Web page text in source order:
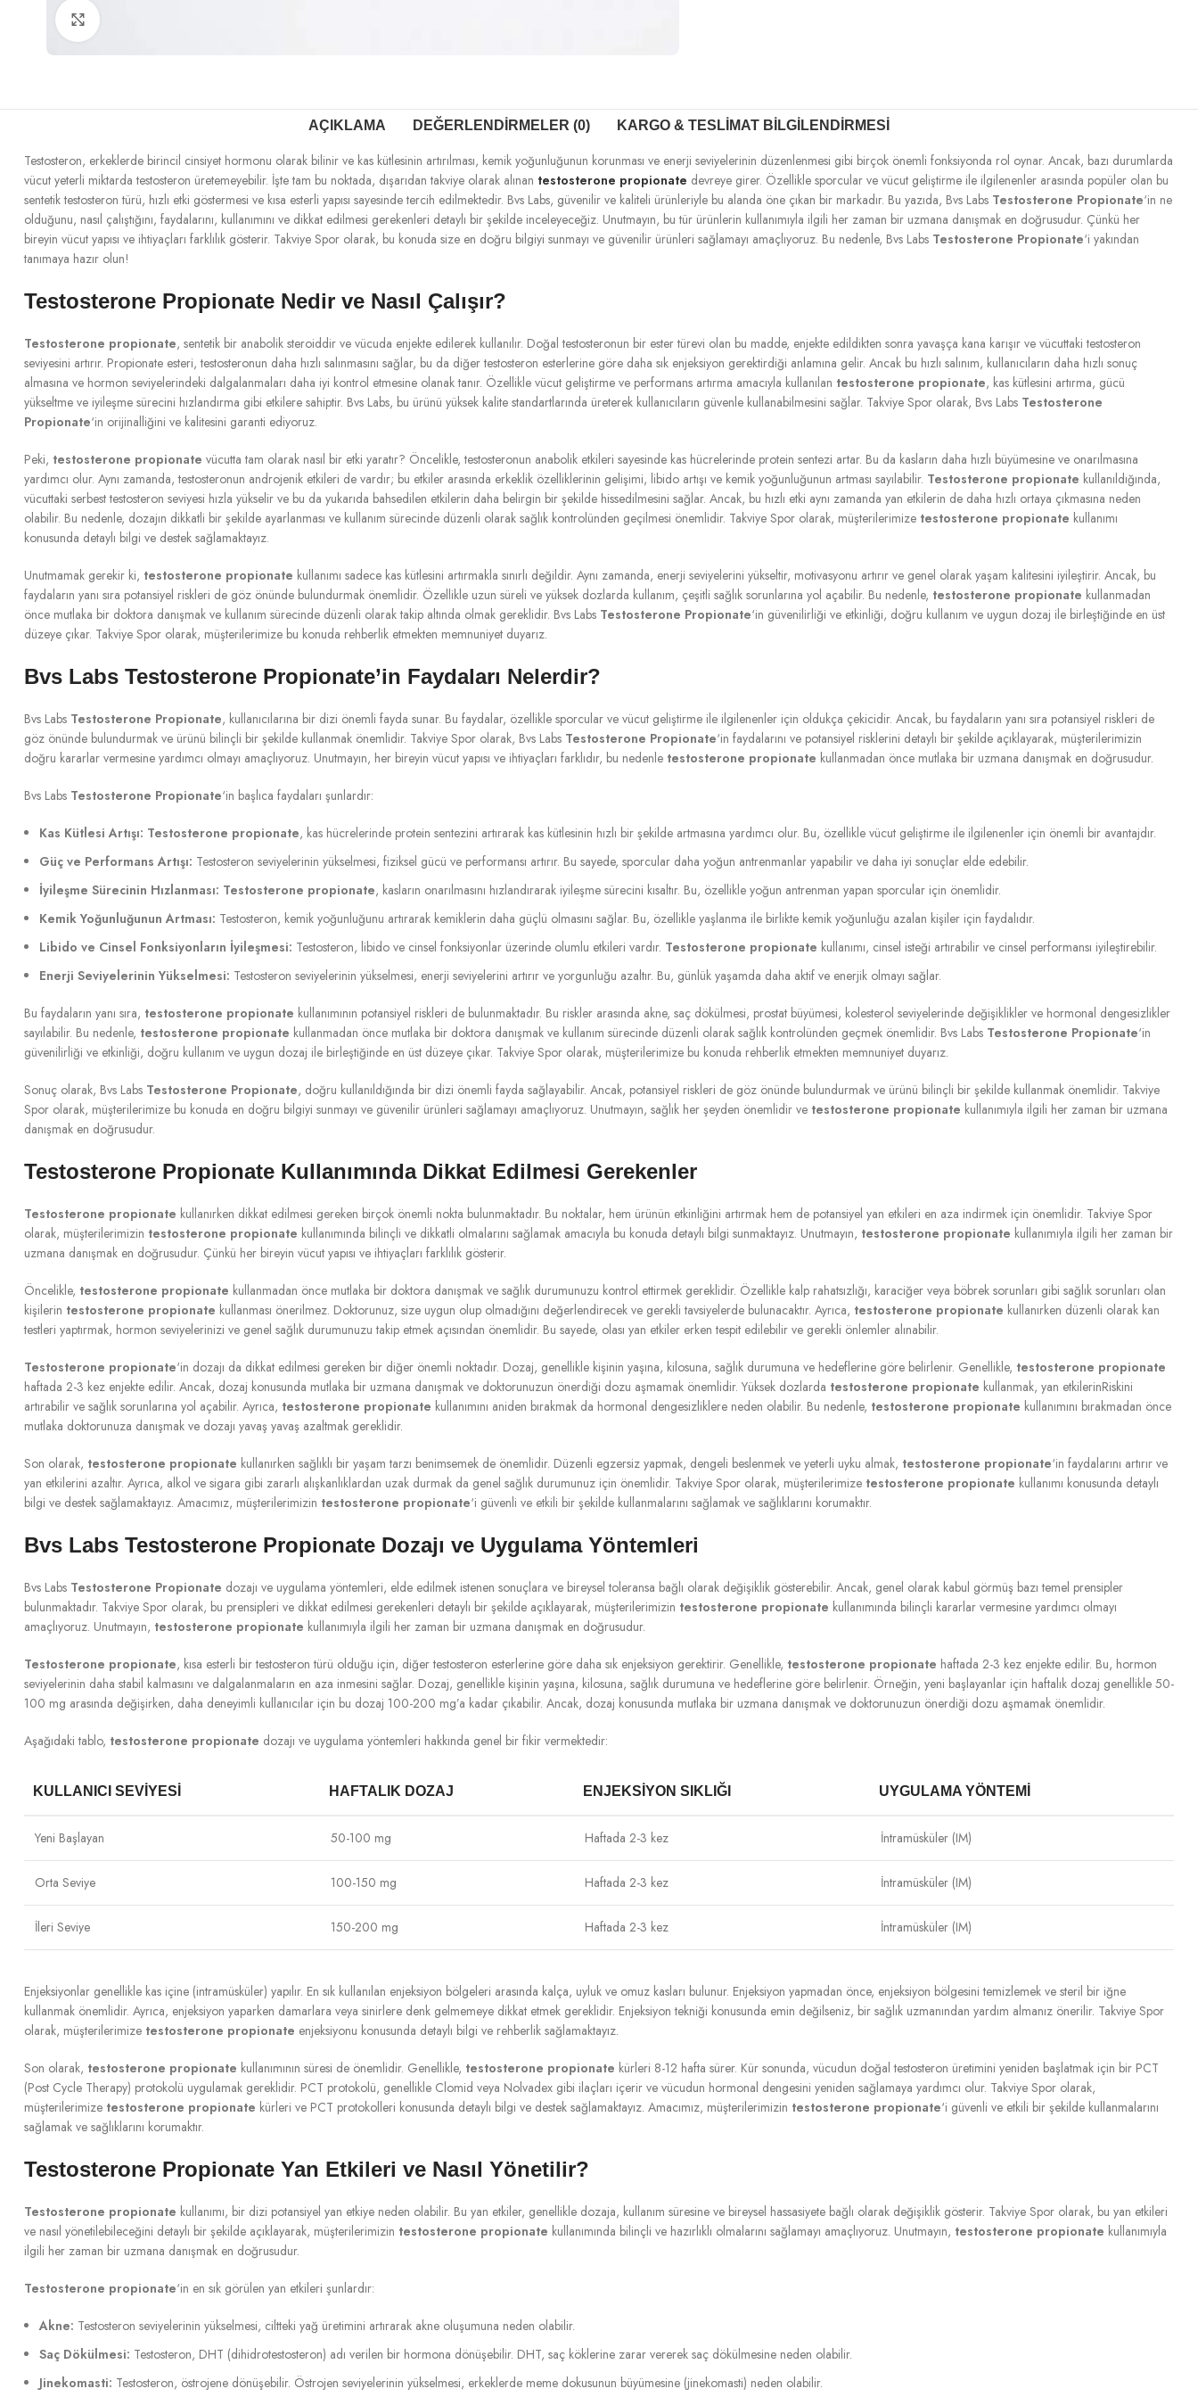
AÇIKLAMA DEĞERLENDIRMELER (0) KARGO & TESLIMAT BILGILENDIRMESI
Testosteron, erkeklerde birincil cinsiyet hormonu olarak bilinir ve kas kütlesinin artırılması, kemik yoğunluğunun korunması ve enerji seviyelerinin düzenlenmesi gibi birçok önemli fonksiyonda rol oynar. Ancak, bazı durumlarda
vücut yeterli miktarda testosteron üretemeyebilir. İşte tam bu noktada, dışarıdan takviye olarak alınan testosterone propionate devreye girer. Özellikle sporcular ve vücut geliştirme ile ilgilenenler arasında popüler olan bu
sentetik testosteron türü, hızlı etki göstermesi ve kısa esterli yapısı sayesinde tercih edilmektedir. Bvs Labs, güvenilir ve kaliteli ürünleriyle bu alanda öne çıkan bir markadır. Bu yazıda, Bvs Labs Testosterone Propionate‘in ne
olduğunu, nasıl çalıştığını, faydalarını, kullanımını ve dikkat edilmesi gerekenleri detaylı bir şekilde inceleyeceğiz. Unutmayın, bu tür ürünlerin kullanımıyla ilgili her zaman bir uzmana danışmak en doğrusudur. Çünkü her
bireyin vücut yapısı ve ihtiyaçları farklılık gösterir. Takviye Spor olarak, bu konuda size en doğru bilgiyi sunmayı ve güvenilir ürünleri sağlamayı amaçlıyoruz. Bu nedenle, Bvs Labs Testosterone Propionate‘i yakından
tanımaya hazır olun!
Testosterone Propionate Nedir ve Nasıl Çalışır?
Testosterone propionate, sentetik bir anabolik steroiddir ve vücuda enjekte edilerek kullanılır. Doğal testosteronun bir ester türevi olan bu madde, enjekte edildikten sonra yavaşça kana karışır ve vücuttaki testosteron
seviyesini artırır. Propionate esteri, testosteronun daha hızlı salınmasını sağlar, bu da diğer testosteron esterlerine göre daha sık enjeksiyon gerektirdiği anlamına gelir. Ancak bu hızlı salınım, kullanıcıların daha hızlı sonuç
almasına ve hormon seviyelerindeki dalgalanmaları daha iyi kontrol etmesine olanak tanır. Özellikle vücut geliştirme ve performans artırma amacıyla kullanılan testosterone propionate, kas kütlesini artırma, gücü
yükseltme ve iyileşme sürecini hızlandırma gibi etkilere sahiptir. Bvs Labs, bu ürünü yüksek kalite standartlarında üreterek kullanıcıların güvenle kullanabilmesini sağlar. Takviye Spor olarak, Bvs Labs Testosterone
Propionate‘in orijinalliğini ve kalitesini garanti ediyoruz.
Peki, testosterone propionate vücutta tam olarak nasıl bir etki yaratır? Öncelikle, testosteronun anabolik etkileri sayesinde kas hücrelerinde protein sentezi artar. Bu da kasların daha hızlı büyümesine ve onarılmasına
yardımcı olur. Aynı zamanda, testosteronun androjenik etkileri de vardır; bu etkiler arasında erkeklik özelliklerinin gelişimi, libido artışı ve kemik yoğunluğunun artması sayılabilir. Testosterone propionate kullanıldığında,
vücuttaki serbest testosteron seviyesi hızla yükselir ve bu da yukarıda bahsedilen etkilerin daha belirgin bir şekilde hissedilmesini sağlar. Ancak, bu hızlı etki aynı zamanda yan etkilerin de daha hızlı ortaya çıkmasına neden
olabilir. Bu nedenle, dozajın dikkatli bir şekilde ayarlanması ve kullanım sürecinde düzenli olarak sağlık kontrolünden geçilmesi önemlidir. Takviye Spor olarak, müşterilerimize testosterone propionate kullanımı
konusunda detaylı bilgi ve destek sağlamaktayız.
Unutmamak gerekir ki, testosterone propionate kullanımı sadece kas kütlesini artırmakla sınırlı değildir. Aynı zamanda, enerji seviyelerini yükseltir, motivasyonu artırır ve genel olarak yaşam kalitesini iyileştirir. Ancak, bu
faydaların yanı sıra potansiyel riskleri de göz önünde bulundurmak önemlidir. Özellikle uzun süreli ve yüksek dozlarda kullanım, çeşitli sağlık sorunlarına yol açabilir. Bu nedenle, testosterone propionate kullanmadan
önce mutlaka bir doktora danışmak ve kullanım sürecinde düzenli olarak takip altında olmak gereklidir. Bvs Labs Testosterone Propionate‘in güvenilirliği ve etkinliği, doğru kullanım ve uygun dozaj ile birleştiğinde en üst
düzeye çıkar. Takviye Spor olarak, müşterilerimize bu konuda rehberlik etmekten memnuniyet duyarız.
Bvs Labs Testosterone Propionate’in Faydaları Nelerdir?
Bvs Labs Testosterone Propionate, kullanıcılarına bir dizi önemli fayda sunar. Bu faydalar, özellikle sporcular ve vücut geliştirme ile ilgilenenler için oldukça çekicidir. Ancak, bu faydaların yanı sıra potansiyel riskleri de
göz önünde bulundurmak ve ürünü bilinçli bir şekilde kullanmak önemlidir. Takviye Spor olarak, Bvs Labs Testosterone Propionate‘in faydalarını ve potansiyel risklerini detaylı bir şekilde açıklayarak, müşterilerimizin
doğru kararlar vermesine yardımcı olmayı amaçlıyoruz. Unutmayın, her bireyin vücut yapısı ve ihtiyaçları farklıdır, bu nedenle testosterone propionate kullanmadan önce mutlaka bir uzmana danışmak en doğrusudur.
Bvs Labs Testosterone Propionate‘in başlıca faydaları şunlardır:
Kas Kütlesi Artışı: Testosterone propionate, kas hücrelerinde protein sentezini artırarak kas kütlesinin hızlı bir şekilde artmasına yardımcı olur. Bu, özellikle vücut geliştirme ile ilgilenenler için önemli bir avantajdır.
Güç ve Performans Artışı: Testosteron seviyelerinin yükselmesi, fiziksel gücü ve performansı artırır. Bu sayede, sporcular daha yoğun antrenmanlar yapabilir ve daha iyi sonuçlar elde edebilir.
İyileşme Sürecinin Hızlanması: Testosterone propionate, kasların onarılmasını hızlandırarak iyileşme sürecini kısaltır. Bu, özellikle yoğun antrenman yapan sporcular için önemlidir.
Kemik Yoğunluğunun Artması: Testosteron, kemik yoğunluğunu artırarak kemiklerin daha güçlü olmasını sağlar. Bu, özellikle yaşlanma ile birlikte kemik yoğunluğu azalan kişiler için faydalıdır.
Libido ve Cinsel Fonksiyonların İyileşmesi: Testosteron, libido ve cinsel fonksiyonlar üzerinde olumlu etkileri vardır. Testosterone propionate kullanımı, cinsel isteği artırabilir ve cinsel performansı iyileştirebilir.
Enerji Seviyelerinin Yükselmesi: Testosteron seviyelerinin yükselmesi, enerji seviyelerini artırır ve yorgunluğu azaltır. Bu, günlük yaşamda daha aktif ve enerjik olmayı sağlar.
Bu faydaların yanı sıra, testosterone propionate kullanımının potansiyel riskleri de bulunmaktadır. Bu riskler arasında akne, saç dökülmesi, prostat büyümesi, kolesterol seviyelerinde değişiklikler ve hormonal dengesizlikler
sayılabilir. Bu nedenle, testosterone propionate kullanmadan önce mutlaka bir doktora danışmak ve kullanım sürecinde düzenli olarak sağlık kontrolünden geçmek önemlidir. Bvs Labs Testosterone Propionate‘in
güvenilirliği ve etkinliği, doğru kullanım ve uygun dozaj ile birleştiğinde en üst düzeye çıkar. Takviye Spor olarak, müşterilerimize bu konuda rehberlik etmekten memnuniyet duyarız.
Sonuç olarak, Bvs Labs Testosterone Propionate, doğru kullanıldığında bir dizi önemli fayda sağlayabilir. Ancak, potansiyel riskleri de göz önünde bulundurmak ve ürünü bilinçli bir şekilde kullanmak önemlidir. Takviye
Spor olarak, müşterilerimize bu konuda en doğru bilgiyi sunmayı ve güvenilir ürünleri sağlamayı amaçlıyoruz. Unutmayın, sağlık her şeyden önemlidir ve testosterone propionate kullanımıyla ilgili her zaman bir uzmana
danışmak en doğrusudur.
Testosterone Propionate Kullanımında Dikkat Edilmesi Gerekenler
Testosterone propionate kullanırken dikkat edilmesi gereken birçok önemli nokta bulunmaktadır. Bu noktalar, hem ürünün etkinliğini artırmak hem de potansiyel yan etkileri en aza indirmek için önemlidir. Takviye Spor
olarak, müşterilerimizin testosterone propionate kullanımında bilinçli ve dikkatli olmalarını sağlamak amacıyla bu konuda detaylı bilgi sunmaktayız. Unutmayın, testosterone propionate kullanımıyla ilgili her zaman bir
uzmana danışmak en doğrusudur. Çünkü her bireyin vücut yapısı ve ihtiyaçları farklılık gösterir.
Öncelikle, testosterone propionate kullanmadan önce mutlaka bir doktora danışmak ve sağlık durumunuzu kontrol ettirmek gereklidir. Özellikle kalp rahatsızlığı, karaciğer veya böbrek sorunları gibi sağlık sorunları olan
kişilerin testosterone propionate kullanması önerilmez. Doktorunuz, size uygun olup olmadığını değerlendirecek ve gerekli tavsiyelerde bulunacaktır. Ayrıca, testosterone propionate kullanırken düzenli olarak kan
testleri yaptırmak, hormon seviyelerinizi ve genel sağlık durumunuzu takip etmek açısından önemlidir. Bu sayede, olası yan etkiler erken tespit edilebilir ve gerekli önlemler alınabilir.
Testosterone propionate‘in dozajı da dikkat edilmesi gereken bir diğer önemli noktadır. Dozaj, genellikle kişinin yaşına, kilosuna, sağlık durumuna ve hedeflerine göre belirlenir. Genellikle, testosterone propionate
haftada 2-3 kez enjekte edilir. Ancak, dozaj konusunda mutlaka bir uzmana danışmak ve doktorunuzun önerdiği dozu aşmamak önemlidir. Yüksek dozlarda testosterone propionate kullanmak, yan etkilerinRiskini
artırabilir ve sağlık sorunlarına yol açabilir. Ayrıca, testosterone propionate kullanımını aniden bırakmak da hormonal dengesizliklere neden olabilir. Bu nedenle, testosterone propionate kullanımını bırakmadan önce
mutlaka doktorunuza danışmak ve dozajı yavaş yavaş azaltmak gereklidir.
Son olarak, testosterone propionate kullanırken sağlıklı bir yaşam tarzı benimsemek de önemlidir. Düzenli egzersiz yapmak, dengeli beslenmek ve yeterli uyku almak, testosterone propionate‘in faydalarını artırır ve
yan etkilerini azaltır. Ayrıca, alkol ve sigara gibi zararlı alışkanlıklardan uzak durmak da genel sağlık durumunuz için önemlidir. Takviye Spor olarak, müşterilerimize testosterone propionate kullanımı konusunda detaylı
bilgi ve destek sağlamaktayız. Amacımız, müşterilerimizin testosterone propionate‘i güvenli ve etkili bir şekilde kullanmalarını sağlamak ve sağlıklarını korumaktır.
Bvs Labs Testosterone Propionate Dozajı ve Uygulama Yöntemleri
Bvs Labs Testosterone Propionate dozajı ve uygulama yöntemleri, elde edilmek istenen sonuçlara ve bireysel toleransa bağlı olarak değişiklik gösterebilir. Ancak, genel olarak kabul görmüş bazı temel prensipler
bulunmaktadır. Takviye Spor olarak, bu prensipleri ve dikkat edilmesi gerekenleri detaylı bir şekilde açıklayarak, müşterilerimizin testosterone propionate kullanımında bilinçli kararlar vermesine yardımcı olmayı
amaçlıyoruz. Unutmayın, testosterone propionate kullanımıyla ilgili her zaman bir uzmana danışmak en doğrusudur.
Testosterone propionate, kısa esterli bir testosteron türü olduğu için, diğer testosteron esterlerine göre daha sık enjeksiyon gerektirir. Genellikle, testosterone propionate haftada 2-3 kez enjekte edilir. Bu, hormon
seviyelerinin daha stabil kalmasını ve dalgalanmaların en aza inmesini sağlar. Dozaj, genellikle kişinin yaşına, kilosuna, sağlık durumuna ve hedeflerine göre belirlenir. Örneğin, yeni başlayanlar için haftalık dozaj genellikle 50-
100 mg arasında değişirken, daha deneyimli kullanıcılar için bu dozaj 100-200 mg’a kadar çıkabilir. Ancak, dozaj konusunda mutlaka bir uzmana danışmak ve doktorunuzun önerdiği dozu aşmamak önemlidir.
Aşağıdaki tablo, testosterone propionate dozajı ve uygulama yöntemleri hakkında genel bir fikir vermektedir:
KULLANICI SEVIYESI HAFTALIK DOZAJ ENJEKSIYON SIKLIĞI UYGULAMA YÖNTEMI
Yeni Başlayan 50-100 mg Haftada 2-3 kez İntramüsküler (IM)
Orta Seviye 100-150 mg Haftada 2-3 kez İntramüsküler (IM)
İleri Seviye 150-200 mg Haftada 2-3 kez İntramüsküler (IM)
Enjeksiyonlar genellikle kas içine (intramüsküler) yapılır. En sık kullanılan enjeksiyon bölgeleri arasında kalça, uyluk ve omuz kasları bulunur. Enjeksiyon yapmadan önce, enjeksiyon bölgesini temizlemek ve steril bir iğne
kullanmak önemlidir. Ayrıca, enjeksiyon yaparken damarlara veya sinirlere denk gelmemeye dikkat etmek gereklidir. Enjeksiyon tekniği konusunda emin değilseniz, bir sağlık uzmanından yardım almanız önerilir. Takviye Spor
olarak, müşterilerimize testosterone propionate enjeksiyonu konusunda detaylı bilgi ve rehberlik sağlamaktayız.
Son olarak, testosterone propionate kullanımının süresi de önemlidir. Genellikle, testosterone propionate kürleri 8-12 hafta sürer. Kür sonunda, vücudun doğal testosteron üretimini yeniden başlatmak için bir PCT
(Post Cycle Therapy) protokolü uygulamak gereklidir. PCT protokolü, genellikle Clomid veya Nolvadex gibi ilaçları içerir ve vücudun hormonal dengesini yeniden sağlamaya yardımcı olur. Takviye Spor olarak,
müşterilerimize testosterone propionate kürleri ve PCT protokolleri konusunda detaylı bilgi ve destek sağlamaktayız. Amacımız, müşterilerimizin testosterone propionate‘i güvenli ve etkili bir şekilde kullanmalarını
sağlamak ve sağlıklarını korumaktır.
Testosterone Propionate Yan Etkileri ve Nasıl Yönetilir?
Testosterone propionate kullanımı, bir dizi potansiyel yan etkiye neden olabilir. Bu yan etkiler, genellikle dozaja, kullanım süresine ve bireysel hassasiyete bağlı olarak değişiklik gösterir. Takviye Spor olarak, bu yan etkileri
ve nasıl yönetilebileceğini detaylı bir şekilde açıklayarak, müşterilerimizin testosterone propionate kullanımında bilinçli ve hazırlıklı olmalarını sağlamayı amaçlıyoruz. Unutmayın, testosterone propionate kullanımıyla
ilgili her zaman bir uzmana danışmak en doğrusudur.
Testosterone propionate‘in en sık görülen yan etkileri şunlardır:
Akne: Testosteron seviyelerinin yükselmesi, ciltteki yağ üretimini artırarak akne oluşumuna neden olabilir.
Saç Dökülmesi: Testosteron, DHT (dihidrotestosteron) adı verilen bir hormona dönüşebilir. DHT, saç köklerine zarar vererek saç dökülmesine neden olabilir.
Jinekomasti: Testosteron, östrojene dönüşebilir. Östrojen seviyelerinin yükselmesi, erkeklerde meme dokusunun büyümesine (jinekomasti) neden olabilir.